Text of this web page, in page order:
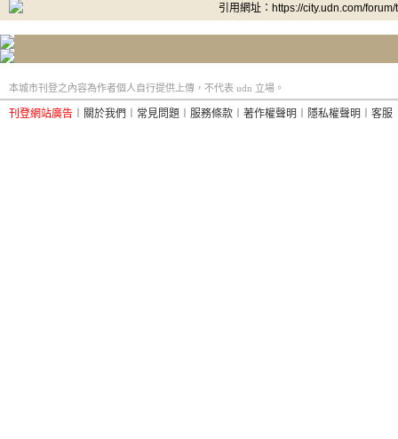
引用網址：https://city.udn.com/
本城市刊登之內容為作者個人自行提供上傳，不代表 udn 立場。
刊登網站廣告 關於我們 常見問題 服務條款 著作權聲明 隱私權聲明 客服